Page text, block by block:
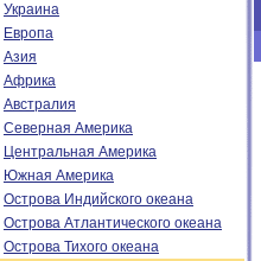
Украина
Европа
Азия
Африка
Австралия
Северная Америка
Центральная Америка
Южная Америка
Острова Индийского океана
Острова Атлантического океана
Острова Тихого океана